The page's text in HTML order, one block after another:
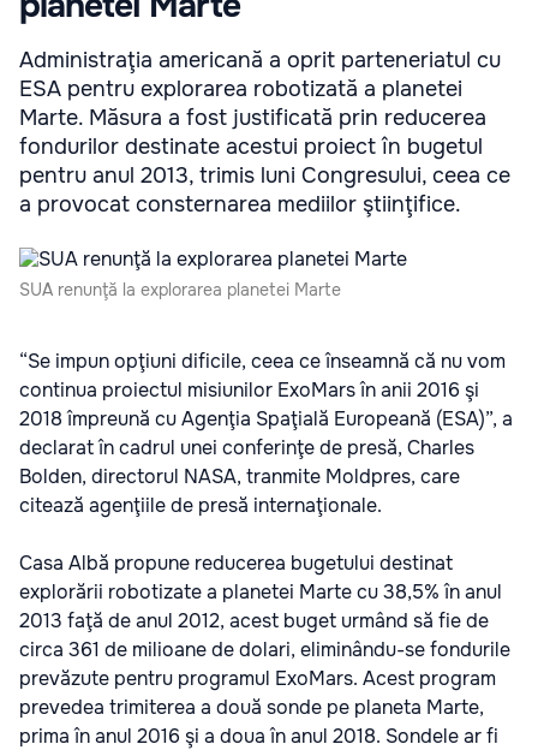
Administraţia americană a oprit parteneriatul cu
ESA pentru explorarea robotizată a planetei
Marte. Măsura a fost justificată prin reducerea
fondurilor destinate acestui proiect în bugetul
pentru anul 2013, trimis luni Congresului, ceea ce
a provocat consternarea mediilor ştiinţifice.
SUA renunţă la explorarea planetei Marte
“Se impun opţiuni dificile, ceea ce înseamnă că nu vom
continua proiectul misiunilor ExoMars în anii 2016 şi
2018 împreună cu Agenţia Spaţială Europeană (ESA)”, a
declarat în cadrul unei conferinţe de presă, Charles
Bolden, directorul NASA, tranmite Moldpres, care
citează agenţiile de presă internaţionale.
Casa Albă propune reducerea bugetului destinat
explorării robotizate a planetei Marte cu 38,5% în anul
2013 faţă de anul 2012, acest buget urmând să fie de
circa 361 de milioane de dolari, eliminându-se fondurile
prevăzute pentru programul ExoMars. Acest program
prevedea trimiterea a două sonde pe planeta Marte,
prima în anul 2016 şi a doua în anul 2018. Sondele ar fi